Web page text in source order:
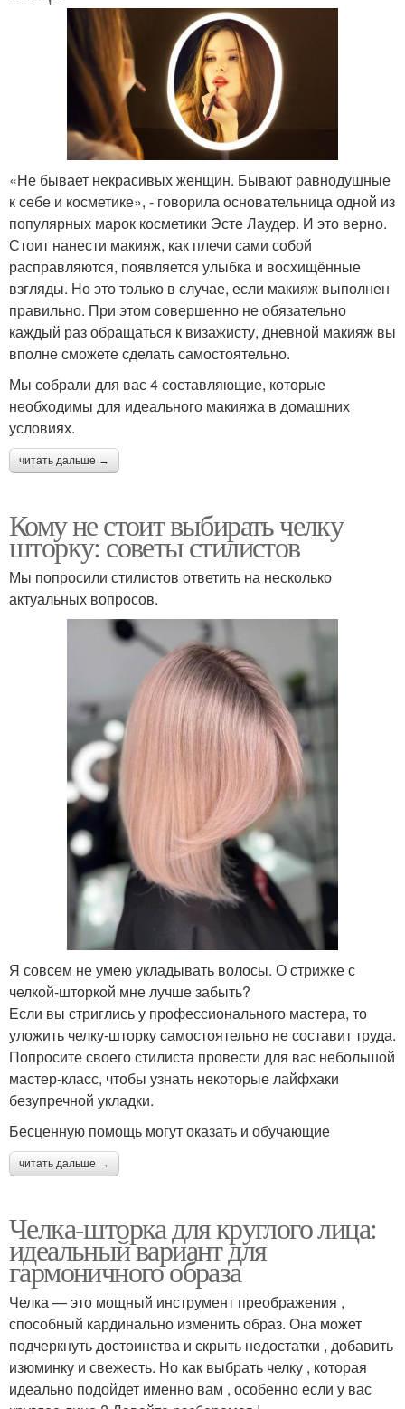
«Не бывает некрасивых женщин. Бывают равнодушные
к себе и косметике», - говорила основательница одной из
популярных марок косметики Эсте Лаудер. И это верно.
Стоит нанести макияж, как плечи сами собой
расправляются, появляется улыбка и восхищённые
взгляды. Но это только в случае, если макияж выполнен
правильно. При этом совершенно не обязательно
каждый раз обращаться к визажисту, дневной макияж вы
вполне сможете сделать самостоятельно.
Мы собрали для вас 4 составляющие, которые
необходимы для идеального макияжа в домашних
условиях.
читать дальше →
Кому не стоит выбирать челку
шторку: советы стилистов
Мы попросили стилистов ответить на несколько
актуальных вопросов.
Я совсем не умею укладывать волосы. О стрижке с
челкой-шторкой мне лучше забыть?
Если вы стриглись у профессионального мастера, то
уложить челку-шторку самостоятельно не составит труда.
Попросите своего стилиста провести для вас небольшой
мастер-класс, чтобы узнать некоторые лайфхаки
безупречной укладки.
Бесценную помощь могут оказать и обучающие
читать дальше →
Челка-шторка для круглого лица:
идеальный вариант для
гармоничного образа
Челка — это мощный инструмент преображения ,
способный кардинально изменить образ. Она может
подчеркнуть достоинства и скрыть недостатки , добавить
изюминку и свежесть. Но как выбрать челку , которая
идеально подойдет именно вам , особенно если у вас